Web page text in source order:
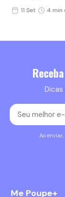
11 Set 4 min
Ao
Me Poupe+